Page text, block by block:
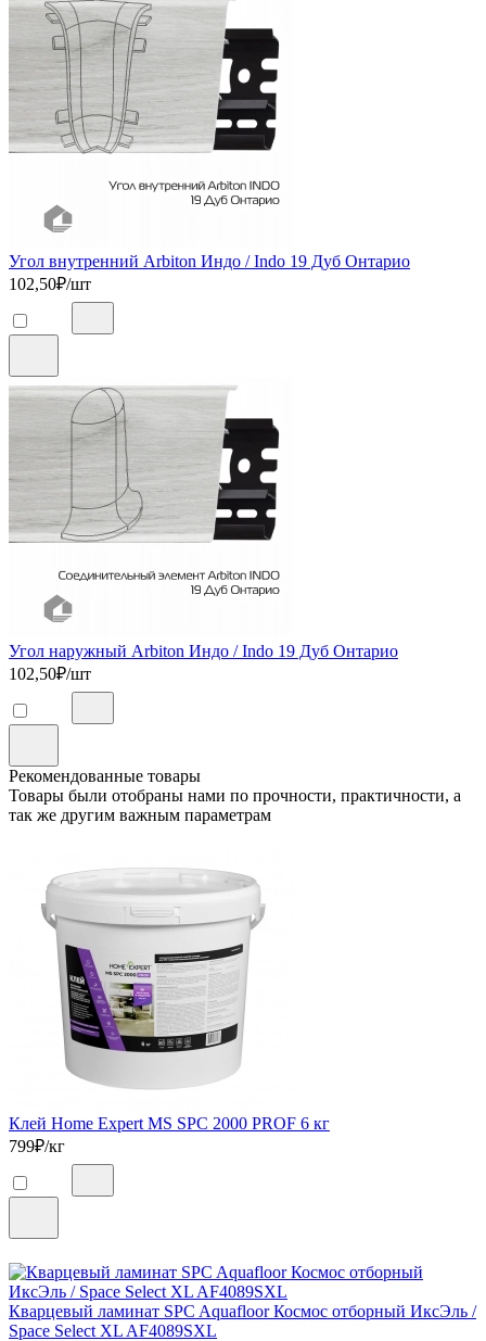
Угол внутренний Arbiton Индо / Indo 19 Дуб Онтарио
102,50₽/шт
Угол наружный Arbiton Индо / Indo 19 Дуб Онтарио
102,50₽/шт
Рекомендованные товары
Товары были отобраны нами по прочности, практичности, а
так же другим важным параметрам
Клей Home Expert MS SPC 2000 PROF 6 кг
799₽/кг
Кварцевый ламинат SPC Aquafloor Космос отборный ИксЭль /
Space Select XL AF4089SXL